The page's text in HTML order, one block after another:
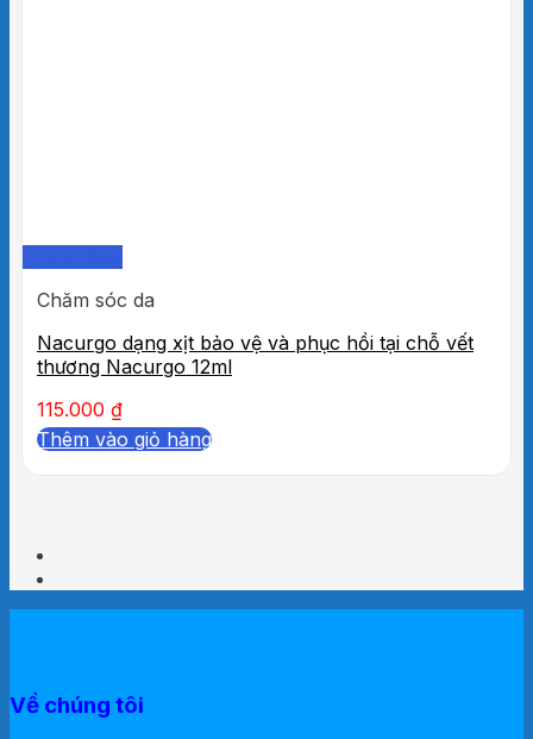
Chăm sóc da
Nacurgo dạng xịt bảo vệ và phục hồi tại chỗ vết
thương Nacurgo 12ml
115.000 ₫
Thêm vào giỏ hàng
Về chúng tôi